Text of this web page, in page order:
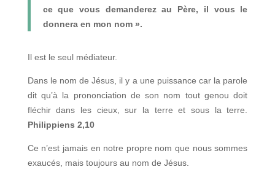
ce que vous demanderez au Père, il vous le
donnera en mon nom ».
Il est le seul médiateur.
Dans le nom de Jésus, il y a une puissance car la parole
dit qu’à la prononciation de son nom tout genou doit
fléchir dans les cieux, sur la terre et sous la terre.
Philippiens 2,10
Ce n’est jamais en notre propre nom que nous sommes
exaucés, mais toujours au nom de Jésus.